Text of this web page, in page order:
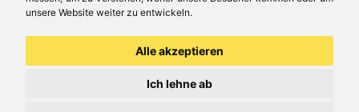
unsere Website weiter zu entwickeln.
Alle akzeptieren
Ich lehne ab